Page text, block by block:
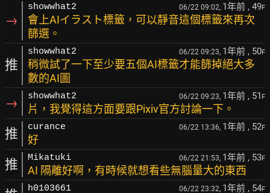
→
showwhat2 06/22 09:02, 1年前 , 49F
會上AIイラスト標籤，可以靜音這個標籤來再次
篩選。
推
showwhat2 06/22 09:23, 1年前 , 50F
稍微試了一下至少要五個AI標籤才能篩掉絕大多
數的AI圖
→ showwhat2 06/22 09:23, 1年前 , 51 F
片，我覺得這方面要跟Pixiv官方討論一下。
推 curance 06/22 13:36, 1年前 , 52F
好
推 Mikatuki 06/22 21:53, 1年前 , 53F
AI 隔離好啊，有時候就想看些無腦量大的東西
h0103661 06/22 23:32, 1年前 , 54F